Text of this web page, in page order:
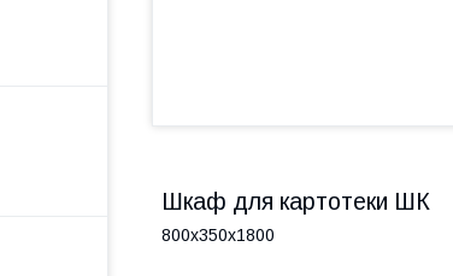
Шкаф для картотеки ШК
800х350х1800